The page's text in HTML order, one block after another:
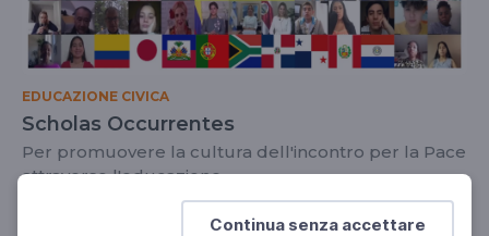
Continua senza accettare
EDUCAZIONE CIVICA
Scholas Occurrentes
Per promuovere la cultura dell'incontro per la Pace
attraverso l'educazione